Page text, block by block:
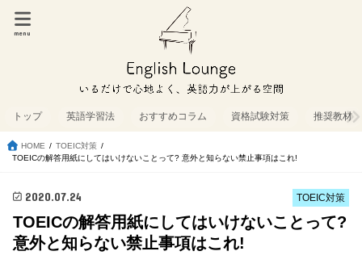
menu
トップ 英語学習法 おすすめコラム 資格試験対策 推奨教材
HOME
TOEIC対策
TOEICの解答用紙にしてはいけないことって? 意外と知らない禁止事項はこれ!
TOEIC対策
2020.07.24
TOEICの解答用紙にしてはいけないことって?
意外と知らない禁止事項はこれ!